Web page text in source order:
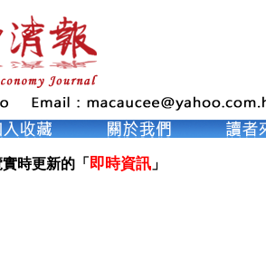
時更新的「 即時資訊」